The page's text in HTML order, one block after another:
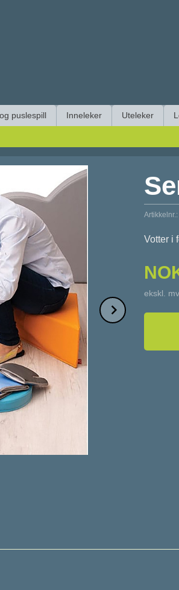
puslespill Inneleker Uteleker
Next
Artikkelnr.:
Votter i
ekskl.